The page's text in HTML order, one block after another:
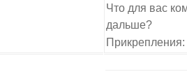
Что для вас
дальше?
Прикрепления: